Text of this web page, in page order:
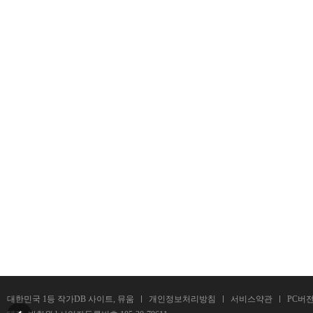
대한민국 1등 작가DB 사이트, 뮤움 개인정보처리방침 서비스약관
PC버